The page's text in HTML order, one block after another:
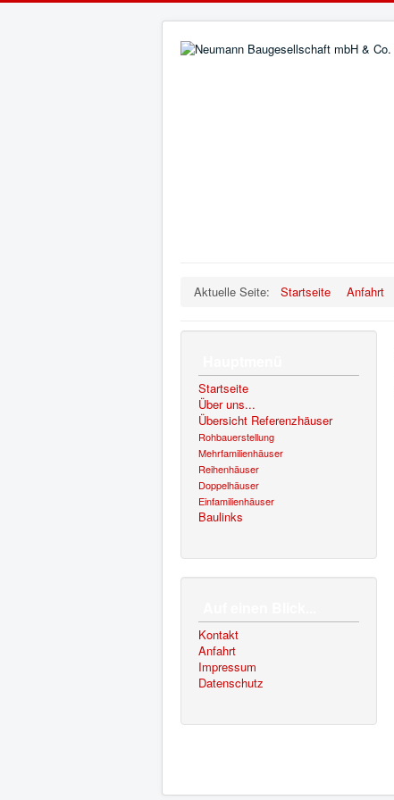
Aktuelle Seite: Startseite Anfahrt
Startseite
Über uns...
Übersicht Referenzhäuser
Rohbauerstellung
Mehrfamilienhäuser
Reihenhäuser
Doppelhäuser
Einfamilienhäuser
Baulinks
Kontakt
Anfahrt
Impressum
Datenschutz